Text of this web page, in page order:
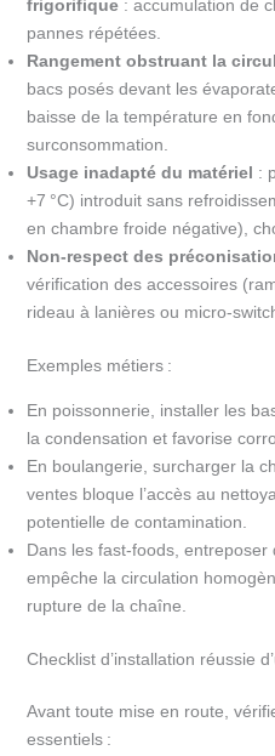
frigorifique: accumulation de
pannes répétées.
Rangement obstruant la
bacs posés devant les
baisse de la température en
surconsommation.
Usage inadapté du matériel :
+7 °C) introduit sans
en chambre froide négative),
Non-respect des
vérification des accessoires
rideau à lanières ou micro-
Exemples métiers :
En poissonnerie, installer les
la condensation et favorise
En boulangerie, surcharger la
ventes bloque l’accès au
potentielle de contamination.
Dans les fast-foods, entreposer
empêche la circulation
rupture de la chaîne.
Checklist d’installation réussie
Avant toute mise en route,
essentiels :